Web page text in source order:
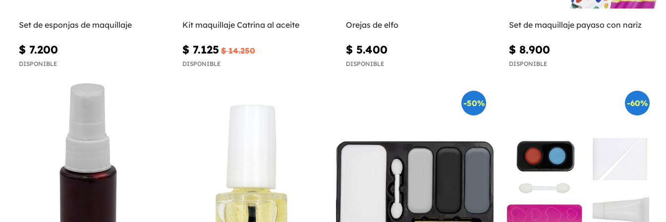
Set de esponjas de maquillaje
$ 7.200
DISPONIBLE
Kit maquillaje Catrina al aceite
$ 7.125 $ 14.250
DISPONIBLE
Orejas de elfo
$ 5.400
DISPONIBLE
Set de maquillaje payaso con nariz
$ 8.900
DISPONIBLE
-50% -60%